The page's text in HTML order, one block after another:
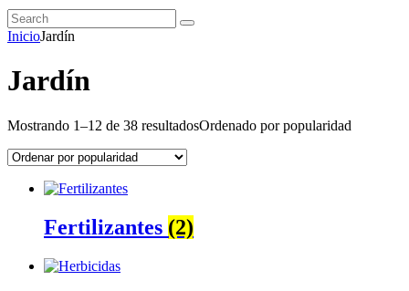
InicioJardín
Jardín
Mostrando 1–12 de 38 resultadosOrdenado por popularidad
Fertilizantes (2)